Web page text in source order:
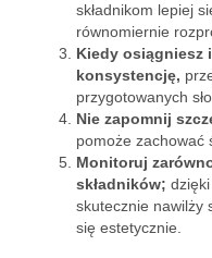
składnikom lepiej
równomiernie
Kiedy osiągniesz
konsystencję,
przygotowanych
Nie zapomnij
pomoże zachować
Monitoruj
składników;
skutecznie nawilży
się estetycznie.